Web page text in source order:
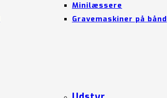
Minilæssere
Gravemaskiner på bånd